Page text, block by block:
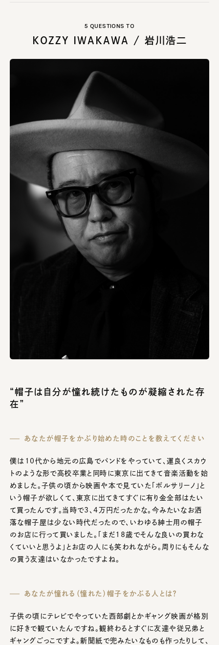
5 QUESTIONS TO
KOZZY IWAKAWA / 岩川浩二
“帽子は自分が憧れ続けたものが凝縮された存
在”
あなたが帽子をかぶり始めた時のことを教えてください
僕は10代から地元の広島でバンドをやっていて、運良くスカウ
トのような形で高校卒業と同時に東京に出てきて音楽活動を始
めました。子供の頃から映画や本で見ていた「ボルサリーノ」と
いう帽子が欲しくて、東京に出てきてすぐに有り金全部はたい
て買ったんです。当時で3、4万円だったかな。今みたいなお洒
落な帽子屋は少ない時代だったので、いわゆる紳士用の帽子
のお店に行って買いました。「まだ18歳でそんな良いの買わな
くていいと思うよ」とお店の人にも笑われながら。周りにもそんな
の買う友達はいなかったですよね。
あなたが憧れる（憧れた）帽子をかぶる人とは？
子供の頃にテレビでやっていた西部劇とかギャング映画が格別
に好きで観ていたんですね。観終わるとすぐに友達や従兄弟と
ギャングごっこですよ。新聞紙で兜みたいなものも作ったりして、